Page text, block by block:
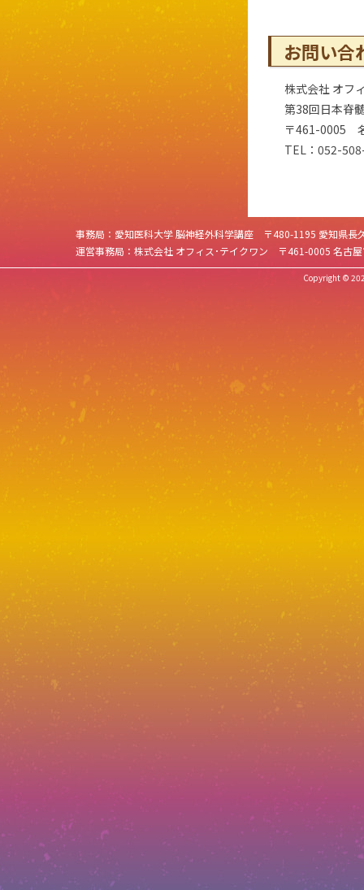
お問い合
株式会社 オフ
第38回日本脊
〒461-0005
TEL：052-
事務局：愛知医科大学 脳神経外科学講座 〒480-1195 愛知県
運営事務局：株式会社 オフィス･テイクワン 〒461-0005 名
Copyright ©